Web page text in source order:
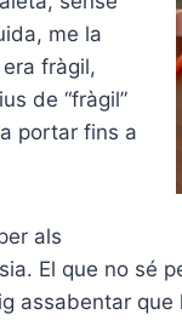
me la
fràgil,
de “fràgil”
portar fins a
als
El que no sé
assabentar